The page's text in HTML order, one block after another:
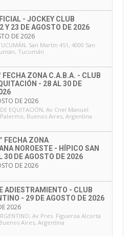
- JOCKEY CLUB
Y 23 DE AGOSTO DE 2026
DE 2026
, San Martín 451, 4000 San
Tucumán
FECHA ZONA C.A.B.A. - CLUB
- 28 AL 30 DE
DE 2026
EQUITACIÓN, Av Cnel Manuel
Buenos Aires, Argentina
FECHA ZONA
NOROESTE - HÍPICO SAN
30 DE AGOSTO DE 2026
DE 2026
ADIESTRAMIENTO - CLUB
- 29 DE AGOSTO DE 2026
2026
, Av Pres. Figueroa Alcorta
Aires, Argentina